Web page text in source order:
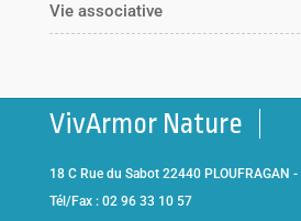
Vie associative
VivArmor Nature
18 C Rue du Sabot 22440 PLOUFRAGAN -
Tél/Fax : 02 96 33 10 57